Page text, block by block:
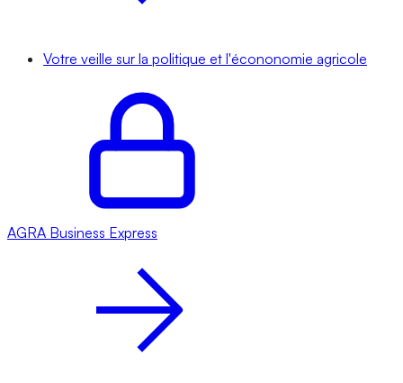
Votre veille sur la politique et l'écononomie agricole
AGRA Business Express